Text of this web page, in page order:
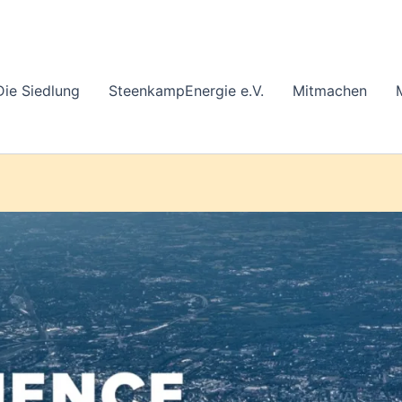
Siedlung SteenkampEnergie e.V. Mitmachen